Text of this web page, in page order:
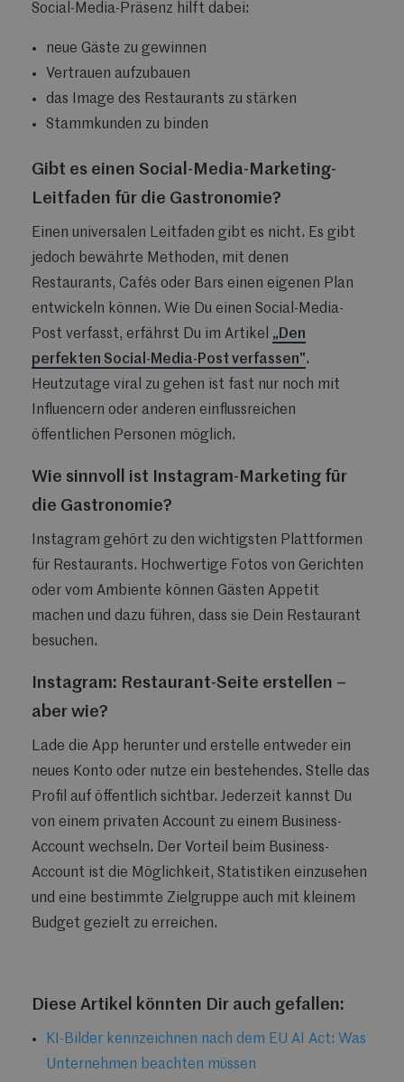
Social-Media-Präsenz hilft dabei:
neue Gäste zu gewinnen
Vertrauen aufzubauen
das Image des Restaurants zu stärken
Stammkunden zu binden
Gibt es einen Social-Media-Marketing-
Leitfaden für die Gastronomie?
Einen universalen Leitfaden gibt es nicht. Es gibt
jedoch bewährte Methoden, mit denen
Restaurants, Cafés oder Bars einen eigenen Plan
entwickeln können. Wie Du einen Social-Media-
Post verfasst, erfährst Du im Artikel „Den
perfekten Social-Media-Post verfassen".
Heutzutage viral zu gehen ist fast nur noch mit
Influencern oder anderen einflussreichen
öffentlichen Personen möglich.
Wie sinnvoll ist Instagram-Marketing für
die Gastronomie?
Instagram gehört zu den wichtigsten Plattformen
für Restaurants. Hochwertige Fotos von Gerichten
oder vom Ambiente können Gästen Appetit
machen und dazu führen, dass sie Dein Restaurant
besuchen.
Instagram: Restaurant-Seite erstellen –
aber wie?
Lade die App herunter und erstelle entweder ein
neues Konto oder nutze ein bestehendes. Stelle das
Profil auf öffentlich sichtbar. Jederzeit kannst Du
von einem privaten Account zu einem Business-
Account wechseln. Der Vorteil beim Business-
Account ist die Möglichkeit, Statistiken einzusehen
und eine bestimmte Zielgruppe auch mit kleinem
Budget gezielt zu erreichen.
Diese Artikel könnten Dir auch gefallen:
KI-Bilder kennzeichnen nach dem EU AI Act: Was
Unternehmen beachten müssen